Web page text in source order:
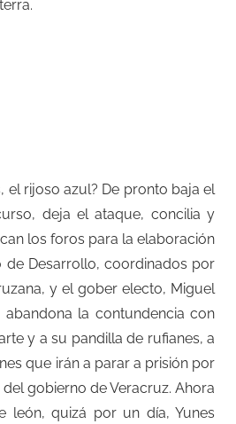
el rijoso azul? De pronto baja el
deja el ataque, concilia y
los foros para la elaboración
de Desarrollo, coordinados por
y el gober electo, Miguel
abandona la contundencia con
y a su pandilla de rufianes, a
que irán a parar a prisión por
gobierno de Veracruz. Ahora
león, quizá por un día, Yunes